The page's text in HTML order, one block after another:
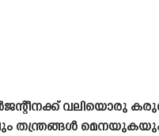
വലിയൊരു
തന്ത്രങ്ങൾ